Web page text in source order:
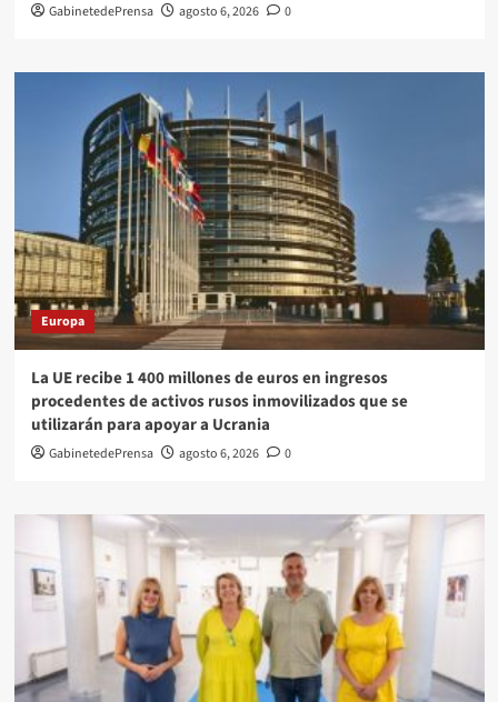
GabinetedePrensa agosto 6, 2026 0
Europa
La UE recibe 1 400 millones de euros en ingresos
procedentes de activos rusos inmovilizados que se
utilizarán para apoyar a Ucrania
GabinetedePrensa agosto 6, 2026 0